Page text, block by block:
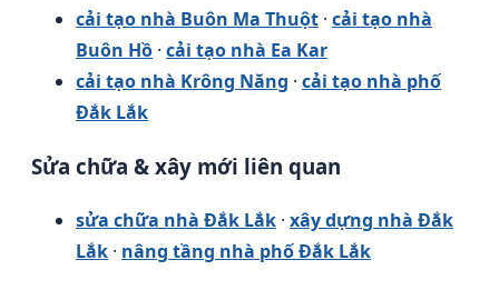
cải tạo nhà Buôn Ma Thuột · cải tạo nhà
Buôn Hồ · cải tạo nhà Ea Kar
cải tạo nhà Krông Năng · cải tạo nhà phố
Đắk Lắk
Sửa chữa & xây mới liên quan
sửa chữa nhà Đắk Lắk · xây dựng nhà Đắk
Lắk · nâng tầng nhà phố Đắk Lắk